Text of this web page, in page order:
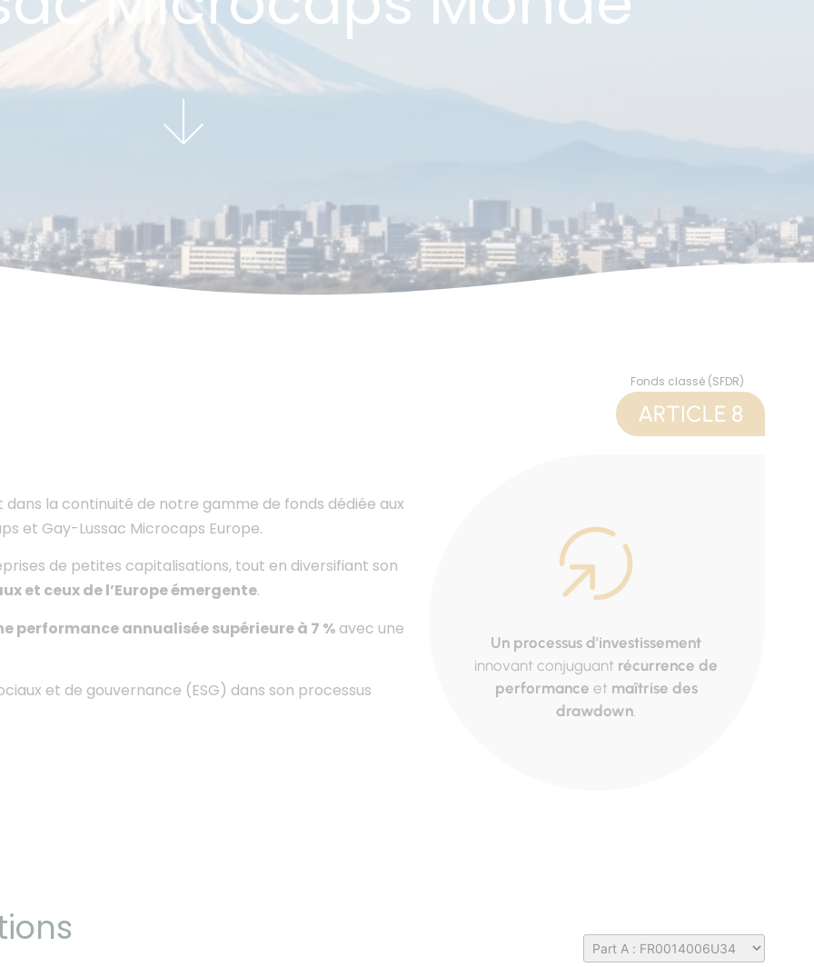
Fonds classé (SFDR)
ARTICLE 8
dans la continuité de notre gamme de fonds dédiée aux
et Gay-Lussac Microcaps Europe.
de petites capitalisations, tout en diversifiant son
et ceux de l’Europe émergente.
performance annualisée supérieure à 7 % avec une
et de gouvernance (ESG) dans son processus
de 5 ans
expertise reconnue
européennes et internationales.
Un processus d'investissement
innovant conjuguant récurrence de
performance et maîtrise des
drawdown